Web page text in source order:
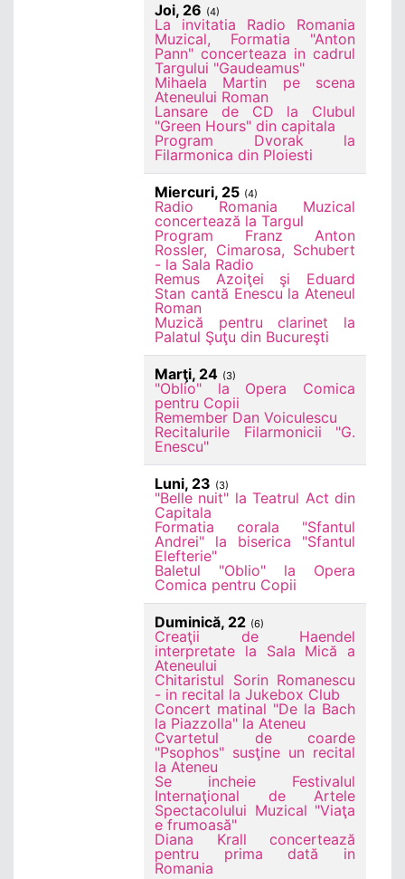
Joi, 26 (4)
La invitatia Radio Romania
Muzical, Formatia "Anton
Pann" concerteaza in cadrul
Targului "Gaudeamus"
Mihaela Martin pe scena
Ateneului Roman
Lansare de CD la Clubul
"Green Hours" din capitala
Program Dvorak la
Filarmonica din Ploiesti
Miercuri, 25 (4)
Radio Romania Muzical
concertează la Targul
Program Franz Anton
Rossler, Cimarosa, Schubert
- la Sala Radio
Remus Azoiţei şi Eduard
Stan cantă Enescu la Ateneul
Roman
Muzică pentru clarinet la
Palatul Şuţu din Bucureşti
Marţi, 24 (3)
"Oblio" la Opera Comica
pentru Copii
Remember Dan Voiculescu
Recitalurile Filarmonicii "G.
Enescu"
Luni, 23 (3)
"Belle nuit" la Teatrul Act din
Capitala
Formatia corala "Sfantul
Andrei" la biserica "Sfantul
Elefterie"
Baletul "Oblio" la Opera
Comica pentru Copii
Duminică, 22 (6)
Creaţii de Haendel
interpretate la Sala Mică a
Ateneului
Chitaristul Sorin Romanescu
- in recital la Jukebox Club
Concert matinal "De la Bach
la Piazzolla" la Ateneu
Cvartetul de coarde
"Psophos" susţine un recital
la Ateneu
Se incheie Festivalul
Internaţional de Artele
Spectacolului Muzical "Viaţa
e frumoasă"
Diana Krall concertează
pentru prima dată in
Romania